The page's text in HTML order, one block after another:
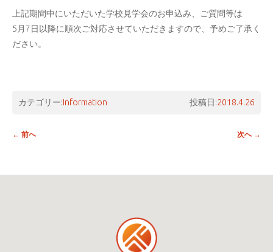
上記期間中にいただいた学校見学会のお申込み、ご質問等は
5月7日以降に順次ご対応させていただきますので、予めご了承く
ださい。
カテゴリー:Information 投稿日:2018.4.26
投稿ナビゲーション
← 前へ 次へ →